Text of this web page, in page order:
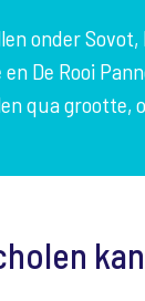
onder
en De Rooi
qua grootte,